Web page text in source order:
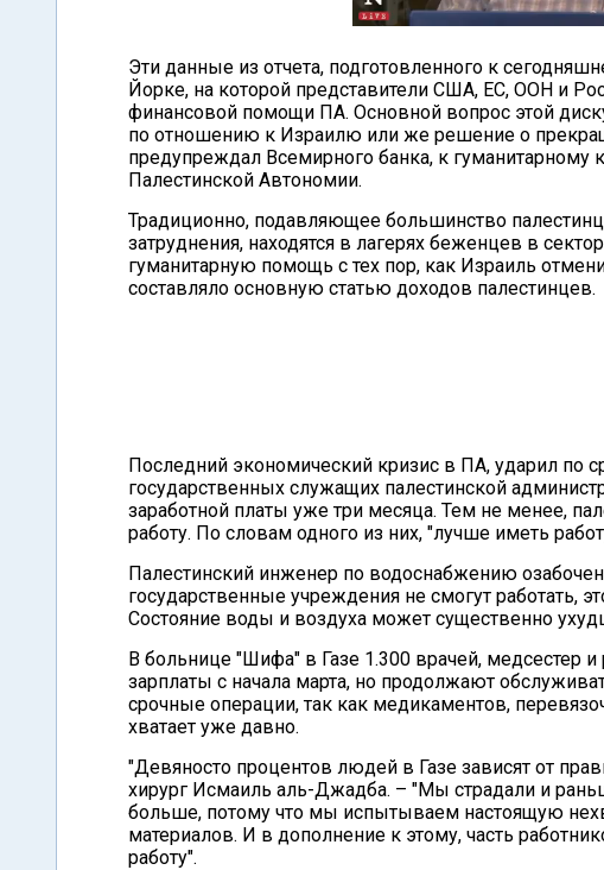
Эти данные из отчета, подготовленного к
Йорке, на которой представители США, ЕС, ООН и
финансовой помощи ПА. Основной вопрос этой
по отношению к Израилю или же решение о
предупреждал Всемирного банка, к
Палестинской Автономии.
Традиционно, подавляющее большинство
затруднения, находятся в лагерях беженцев в
гуманитарную помощь с тех пор, как Израиль
составляло основную статью доходов палестинцев.
Последний экономический кризис в ПА, ударил по
государственных служащих палестинской
заработной платы уже три месяца. Тем не менее,
работу. По словам одного из них, "лучше иметь
Палестинский инженер по водоснабжению
государственные учреждения не смогут работать,
Состояние воды и воздуха может существенно
В больнице "Шифа" в Газе 1.300 врачей, медсестер
зарплаты с начала марта, но продолжают
срочные операции, так как медикаментов,
хватает уже давно.
"Девяносто процентов людей в Газе зависят от
хирург Исмаиль аль-Джадба. – "Мы страдали и
больше, потому что мы испытываем настоящую
материалов. И в дополнение к этому, часть
работу".